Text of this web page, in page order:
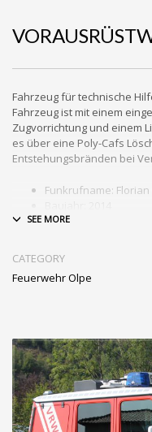
Fahrzeug für technische
Fahrzeug ist mit einem
Zugvorrichtung und einem
es über eine Poly-Cafs
Entstehungsbränden bei
Funkrufname: Florian
Standort: Olpe
Aufbauhersteller: Fa.
Ausstattung:
Allradfahrzeug,
Splitterschutz,
Akkuleuchten,
CATEGORY
Feuerwehr Olpe